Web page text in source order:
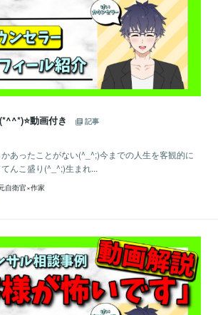
動画付き
記事
あったことがない(^_^;)今までの人生を客観的に
んこ盛り(^_^;)生まれ...
自衛官×作家